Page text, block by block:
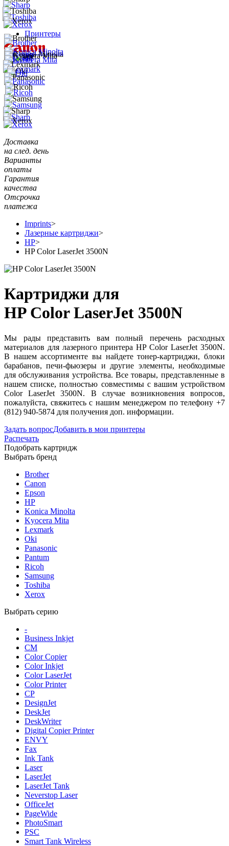
Принтеры
Доставка
на след. день
Варианты
оплаты
Гарантия
качества
Отсрочка
платежа
Imprints>
Лазерные картриджи>
HP>
HP Color LaserJet 3500N
Картриджи для
HP Color LaserJet 3500N
Мы рады представить вам полный перечень расходных
материалов для лазерного принтера HP Color LaserJet 3500N.
В нашем ассортименте вы найдете тонер-картриджи, блоки
барабанов, печи-фьюзеры и другие элементы, необходимые
для обслуживания устройства. Все товары, представленные в
нашем списке, полностью совместимы с вашим устройством
Color LaserJet 3500N. В случае возникновения вопросов,
пожалуйста, свяжитесь с нашим менеджером по телефону +7
(812) 940-5874 для получения доп. информации.
Задать вопросДобавить в мои принтеры
Распечать
Подобрать картридж
Выбрать бренд
Brother
Canon
Epson
HP
Konica Minolta
Kyocera Mita
Lexmark
Oki
Panasonic
Pantum
Ricoh
Samsung
Toshiba
Xerox
Выбрать серию
-
Business Inkjet
CM
Color Copier
Color Inkjet
Color LaserJet
Color Printer
CP
DesignJet
DeskJet
DeskWriter
Digital Copier Printer
ENVY
Fax
Ink Tank
Laser
LaserJet
LaserJet Tank
Neverstop Laser
OfficeJet
PageWide
PhotoSmart
PSC
Smart Tank Wireless